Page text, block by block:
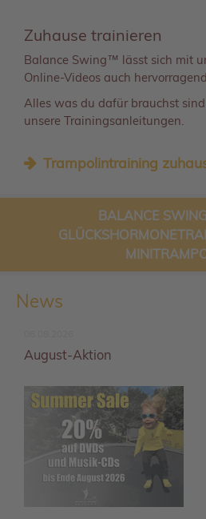
Zuhause trainieren
Balance Swing™ lässt sich mit
Online-Videos auch hervorragend
Alles was du dafür brauchst
unsere Trainingsanleitungen.
Trampolintraining
BALANCE
News
August-Aktion